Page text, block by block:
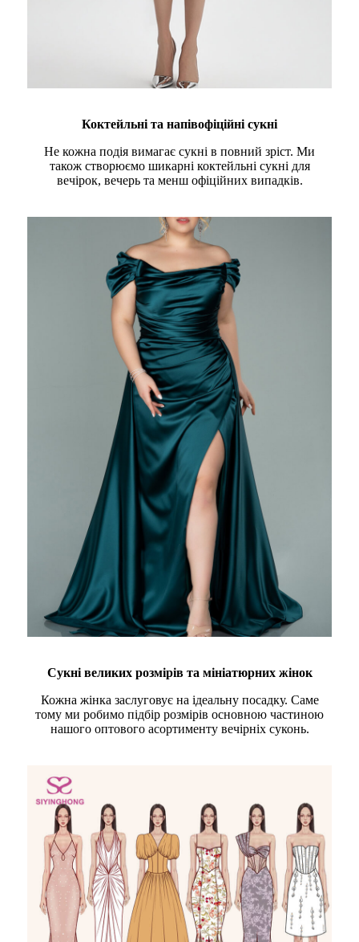
Коктейльні та напівофіційні сукні
Не кожна подія вимагає сукні в повний зріст. Ми
також створюємо шикарні коктейльні сукні для
вечірок, вечерь та менш офіційних випадків.
Сукні великих розмірів та мініатюрних жінок
Кожна жінка заслуговує на ідеальну посадку. Саме
тому ми робимо підбір розмірів основною частиною
нашого оптового асортименту вечірніх суконь.